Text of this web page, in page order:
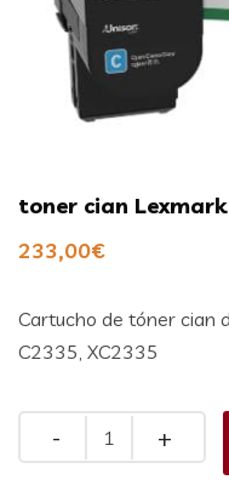
toner cian Lexmark
233,00€
Cartucho de tóner cian
C2335, XC2335